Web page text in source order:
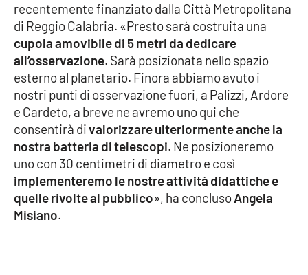
Storie
LAC
NETWORK
Lacplay.it
Lactv.it
Laconair.it
Lacitymag.it
recentemente finanziato dalla Città Metropolitana
di Reggio Calabria. «Presto sarà costruita una
cupola amovibile di 5 metri da dedicare
all’osservazione. Sarà posizionata nello spazio
esterno al planetario. Finora abbiamo avuto i
nostri punti di osservazione fuori, a Palizzi, Ardore
e Cardeto, a breve ne avremo uno qui che
consentirà divalorizzare ulteriormente anche la
nostra batteria di telescopi. Ne posizioneremo
uno con 30 centimetri di diametro e così
implementeremo le nostre attività didattiche e
quelle rivolte al pubblico», ha conclusoAngela
Misiano.